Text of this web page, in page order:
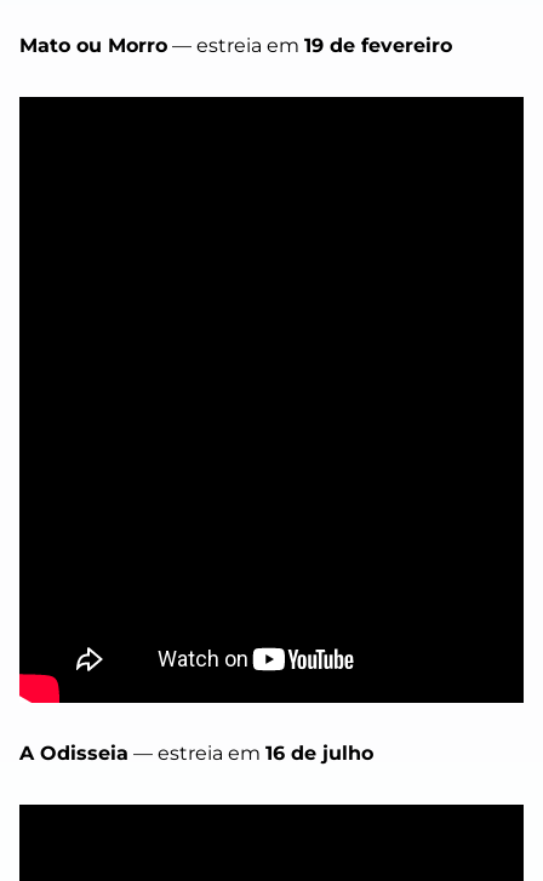
Mato ou Morro — estreia em 19 de fevereiro
A Odisseia — estreia em 16 de julho